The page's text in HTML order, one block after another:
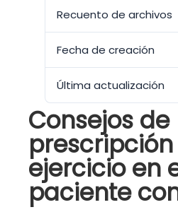
Recuento de archivos
Fecha de creación
Última actualización
Consejos de
ejercicio en
paciente